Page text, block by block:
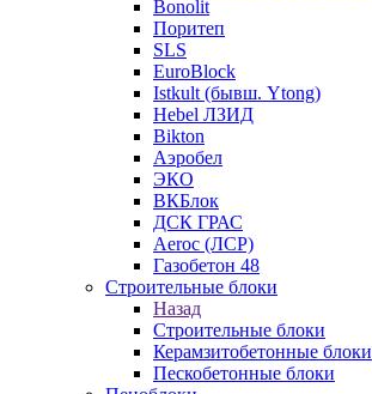
Bonolit
Поритеп
SLS
EuroBlock
Istkult (бывш. Ytong)
Hebel ЛЗИД
Bikton
Аэробел
ЭКО
ВКБлок
ДСК ГРАС
Aeroc (ЛСР)
Газобетон 48
Строительные блоки
Назад
Строительные блоки
Керамзитобетонные блоки
Пескобетонные блоки